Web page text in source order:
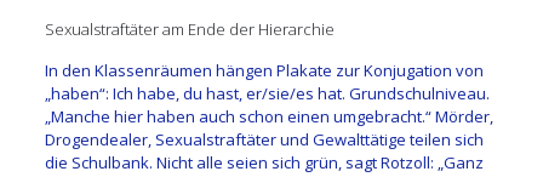
Sexualstraftäter am Ende der Hierarchie
In den Klassenräumen hängen Plakate zur Konjugation von
„haben“: Ich habe, du hast, er/sie/es hat. Grundschulniveau.
„Manche hier haben auch schon einen umgebracht.“ Mörder,
Drogendealer, Sexualstraftäter und Gewalttätige teilen sich
die Schulbank. Nicht alle seien sich grün, sagt Rotzoll: „Ganz